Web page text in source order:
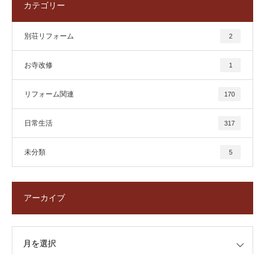
カテゴリー
別荘リフォーム 2
お寺改修 1
リフォーム関連 170
日常生活 317
未分類 5
アーカイブ